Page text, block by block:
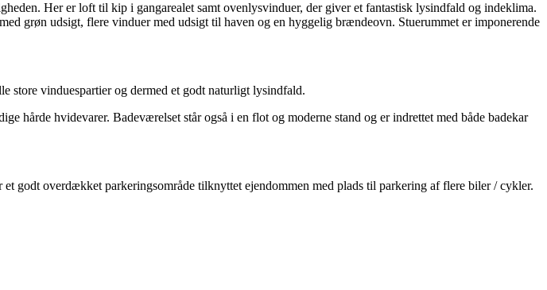
Her er loft til kip i gangarealet samt ovenlysvinduer, der giver et fantastisk lysindfald og indeklima.
grøn udsigt, flere vinduer med udsigt til haven og en hyggelig brændeovn. Stuerummet er imponerende
store vinduespartier og dermed et godt naturligt lysindfald.
hårde hvidevarer. Badeværelset står også i en flot og moderne stand og er indrettet med både badekar
godt overdækket parkeringsområde tilknyttet ejendommen med plads til parkering af flere biler / cykler.